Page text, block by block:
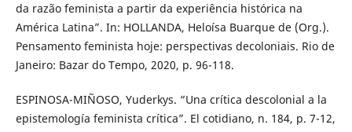
da razão feminista a partir da experiência histórica na
América Latina”. In: HOLLANDA, Heloísa Buarque de (Org.).
Pensamento feminista hoje: perspectivas decoloniais. Rio de
Janeiro: Bazar do Tempo, 2020, p. 96-118.
ESPINOSA-MIÑOSO, Yuderkys. “Una crítica descolonial a la
epistemología feminista crítica”. El cotidiano, n. 184, p. 7-12,